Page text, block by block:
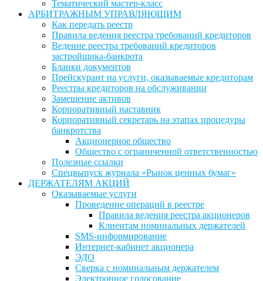
Тематический мастер-класс
АРБИТРАЖНЫМ УПРАВЛЯЮЩИМ
Как передать реестр
Правила ведения реестра требований кредиторов
Ведение реестра требований кредиторов
застройщика-банкрота
Бланки документов
Прейскурант на услуги, оказываемые кредиторам
Реестры кредиторов на обслуживании
Замещение активов
Корпоративный наставник
Корпоративный секретарь на этапах процедуры
банкротства
Акционерное общество
Общество с ограниченной ответственностью
Полезные ссылки
Спецвыпуск журнала «Рынок ценных бумаг»
ДЕРЖАТЕЛЯМ АКЦИЙ
Оказываемые услуги
Проведение операций в реестре
Правила ведения реестра акционеров
Клиентам номинальных держателей
SMS-информирование
Интернет-кабинет акционера
ЭДО
Сверка с номинальным держателем
Электронное голосование